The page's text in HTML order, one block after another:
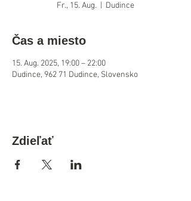
Fr., 15. Aug. Dudince
Čas a miesto
15. Aug. 2025, 19:00 – 22:00
Dudince, 962 71 Dudince, Slovensko
Zdieľať